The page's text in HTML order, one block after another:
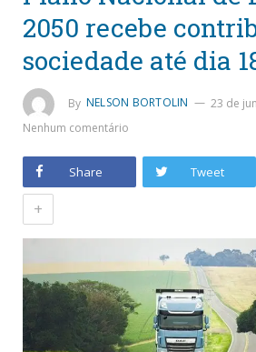
2050 recebe
sociedade até dia
By NELSON BORTOLIN
23 de
Nenhum comentário
Share Tweet
+